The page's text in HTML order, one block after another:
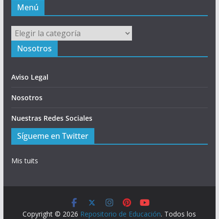
Menú
Menú
Nosotros
Aviso Legal
Nosotros
Nuestras Redes Sociales
Sígueme en Twitter
Mis tuits
Copyright © 2026 Repositorio de Educación. Todos los